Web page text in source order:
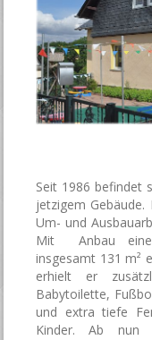
Seit 1986 befindet
jetzigem Gebäude.
Um- und
Mit Anbau
insgesamt 131 m²
erhielt er
Babytoilette,
und extra tiefe
Kinder. Ab nun